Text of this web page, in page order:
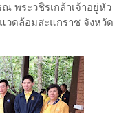
พระวชิรเกล้าเจ้าอยู่หัว
วดล้อมสะแกราช จังหวัด